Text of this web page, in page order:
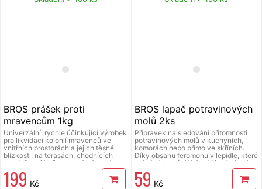
způsobem, před použitím si vždy
Prodej pouze osobám starším 18 let.
Používejte biocidy bezpečným
celou kolonii včetně královny.
BROS prášek proti
mravencům 1kg
Univerzální, rychle účinkující výrobek
pro likvidaci kolonií mravenců ve
vnitřních prostorách a jejich těsné
blízkosti: na terasách, chodnících
apod. Speciálně vybraná návnada
zaručuje vysokou účinnost výrobku.
Lze použít jako prášek nebo vodný
roztok. Používejte ráno a večer,
199 Kč
BROS lapač potravinových
molů 2ks
Přípravek na sledování přítomnosti
potravinových molů v kuchyních,
komorách nebo přímo ve skříních.
Díky obsahu feromonu v lepidle, které
pokrývá lapač, láká a účinně chytá
dospělé samce molů. Účinkuje až 12
týdnů. Balení: 2 ks. Před použitím si
přečtěte přiložený návod k použití.
59 Kč